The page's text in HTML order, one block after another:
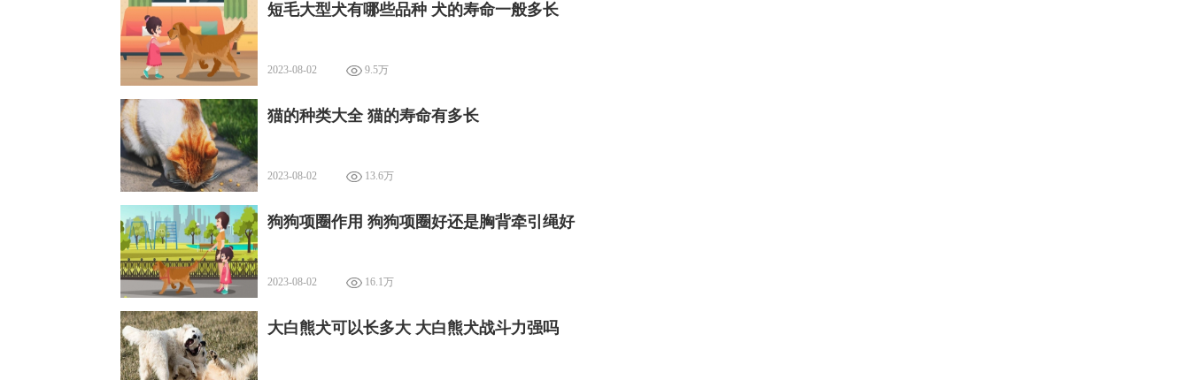
短毛大型犬有哪些品种 犬的寿命一般多长
2023-08-02 9.5万
猫的种类大全 猫的寿命有多长
2023-08-02 13.6万
狗狗项圈作用 狗狗项圈好还是胸背牵引绳好
2023-08-02 16.1万
大白熊犬可以长多大 大白熊犬战斗力强吗